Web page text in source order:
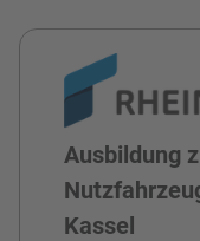
Ausbildung
Kassel